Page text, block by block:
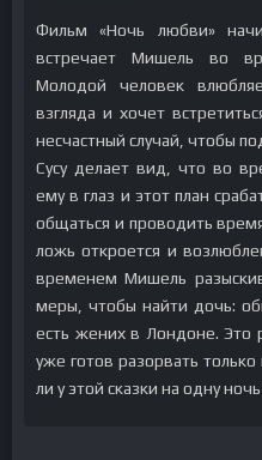
Фильм «Ночь любви»
встречает Мишель во
Молодой человек
взгляда и хочет
несчастный случай, чтобы
Сусу делает вид, что во
ему в глаз и этот план
общаться и проводить
ложь откроется и
временем Мишель
меры, чтобы найти дочь:
есть жених в Лондоне. Это
уже готов разорвать
ли у этой сказки на одну